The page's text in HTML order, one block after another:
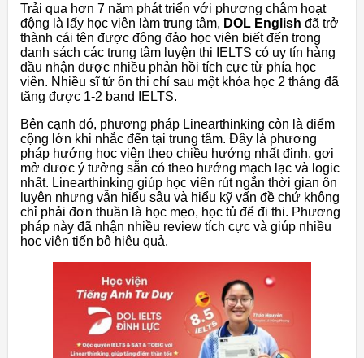
Trải qua hơn 7 năm phát triển với phương châm hoạt
động là lấy học viên làm trung tâm, DOL English đã trở
thành cái tên được đông đảo học viên biết đến trong
danh sách các trung tâm luyện thi IELTS có uy tín hàng
đầu nhận được nhiều phản hồi tích cực từ phía học
viên. Nhiều sĩ tử ôn thi chỉ sau một khóa học 2 tháng đã
tăng được 1-2 band IELTS.
Bên cạnh đó, phương pháp Linearthinking còn là điểm
cộng lớn khi nhắc đến tại trung tâm. Đây là phương
pháp hướng học viên theo chiều hướng nhất định, gợi
mở được ý tưởng sẵn có theo hướng mạch lạc và logic
nhất. Linearthinking giúp học viên rút ngắn thời gian ôn
luyện nhưng vẫn hiểu sâu và hiểu kỹ vấn đề chứ không
chỉ phải đơn thuần là học mẹo, học tủ để đi thi. Phương
pháp này đã nhận nhiều review tích cực và giúp nhiều
học viên tiến bộ hiệu quả.